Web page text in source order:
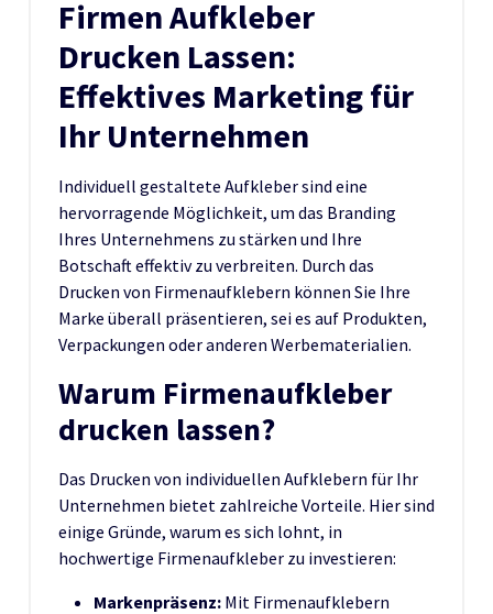
Firmen Aufkleber
Drucken Lassen:
Effektives Marketing für
Ihr Unternehmen
Individuell gestaltete Aufkleber sind eine
hervorragende Möglichkeit, um das Branding
Ihres Unternehmens zu stärken und Ihre
Botschaft effektiv zu verbreiten. Durch das
Drucken von Firmenaufklebern können Sie Ihre
Marke überall präsentieren, sei es auf Produkten,
Verpackungen oder anderen Werbematerialien.
Warum Firmenaufkleber
drucken lassen?
Das Drucken von individuellen Aufklebern für Ihr
Unternehmen bietet zahlreiche Vorteile. Hier sind
einige Gründe, warum es sich lohnt, in
hochwertige Firmenaufkleber zu investieren:
Markenpräsenz: Mit Firmenaufklebern